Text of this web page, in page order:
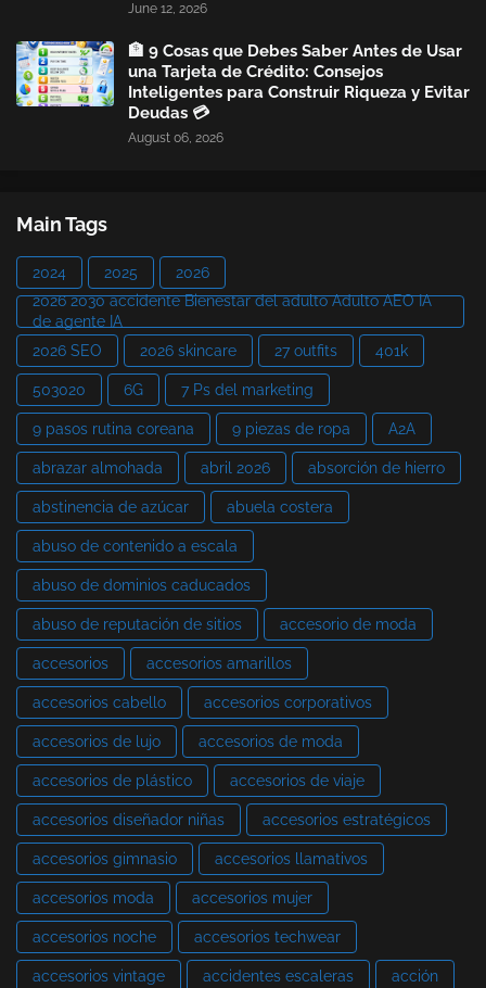
June 12, 2026
🏦 9 Cosas que Debes Saber Antes de Usar
una Tarjeta de Crédito: Consejos
Inteligentes para Construir Riqueza y Evitar
Deudas 💳
August 06, 2026
Main Tags
2024 2025
2026
2026 2030 accidente Bienestar del adulto Adulto AEO IA
de agente IA
2026 SEO
2026 skincare 27 outfits 401k
503020 6G 7 Ps del marketing
9 pasos rutina coreana 9 piezas de ropa A2A
abrazar almohada abril 2026 absorción de hierro
abstinencia de azúcar abuela costera
abuso de contenido a escala
abuso de dominios caducados
abuso de reputación de sitios accesorio de moda
accesorios accesorios amarillos
accesorios cabello accesorios corporativos
accesorios de lujo accesorios de moda
accesorios de plástico accesorios de viaje
accesorios diseñador niñas accesorios estratégicos
accesorios gimnasio accesorios llamativos
accesorios moda accesorios mujer
accesorios noche accesorios techwear
accesorios vintage accidentes escaleras acción